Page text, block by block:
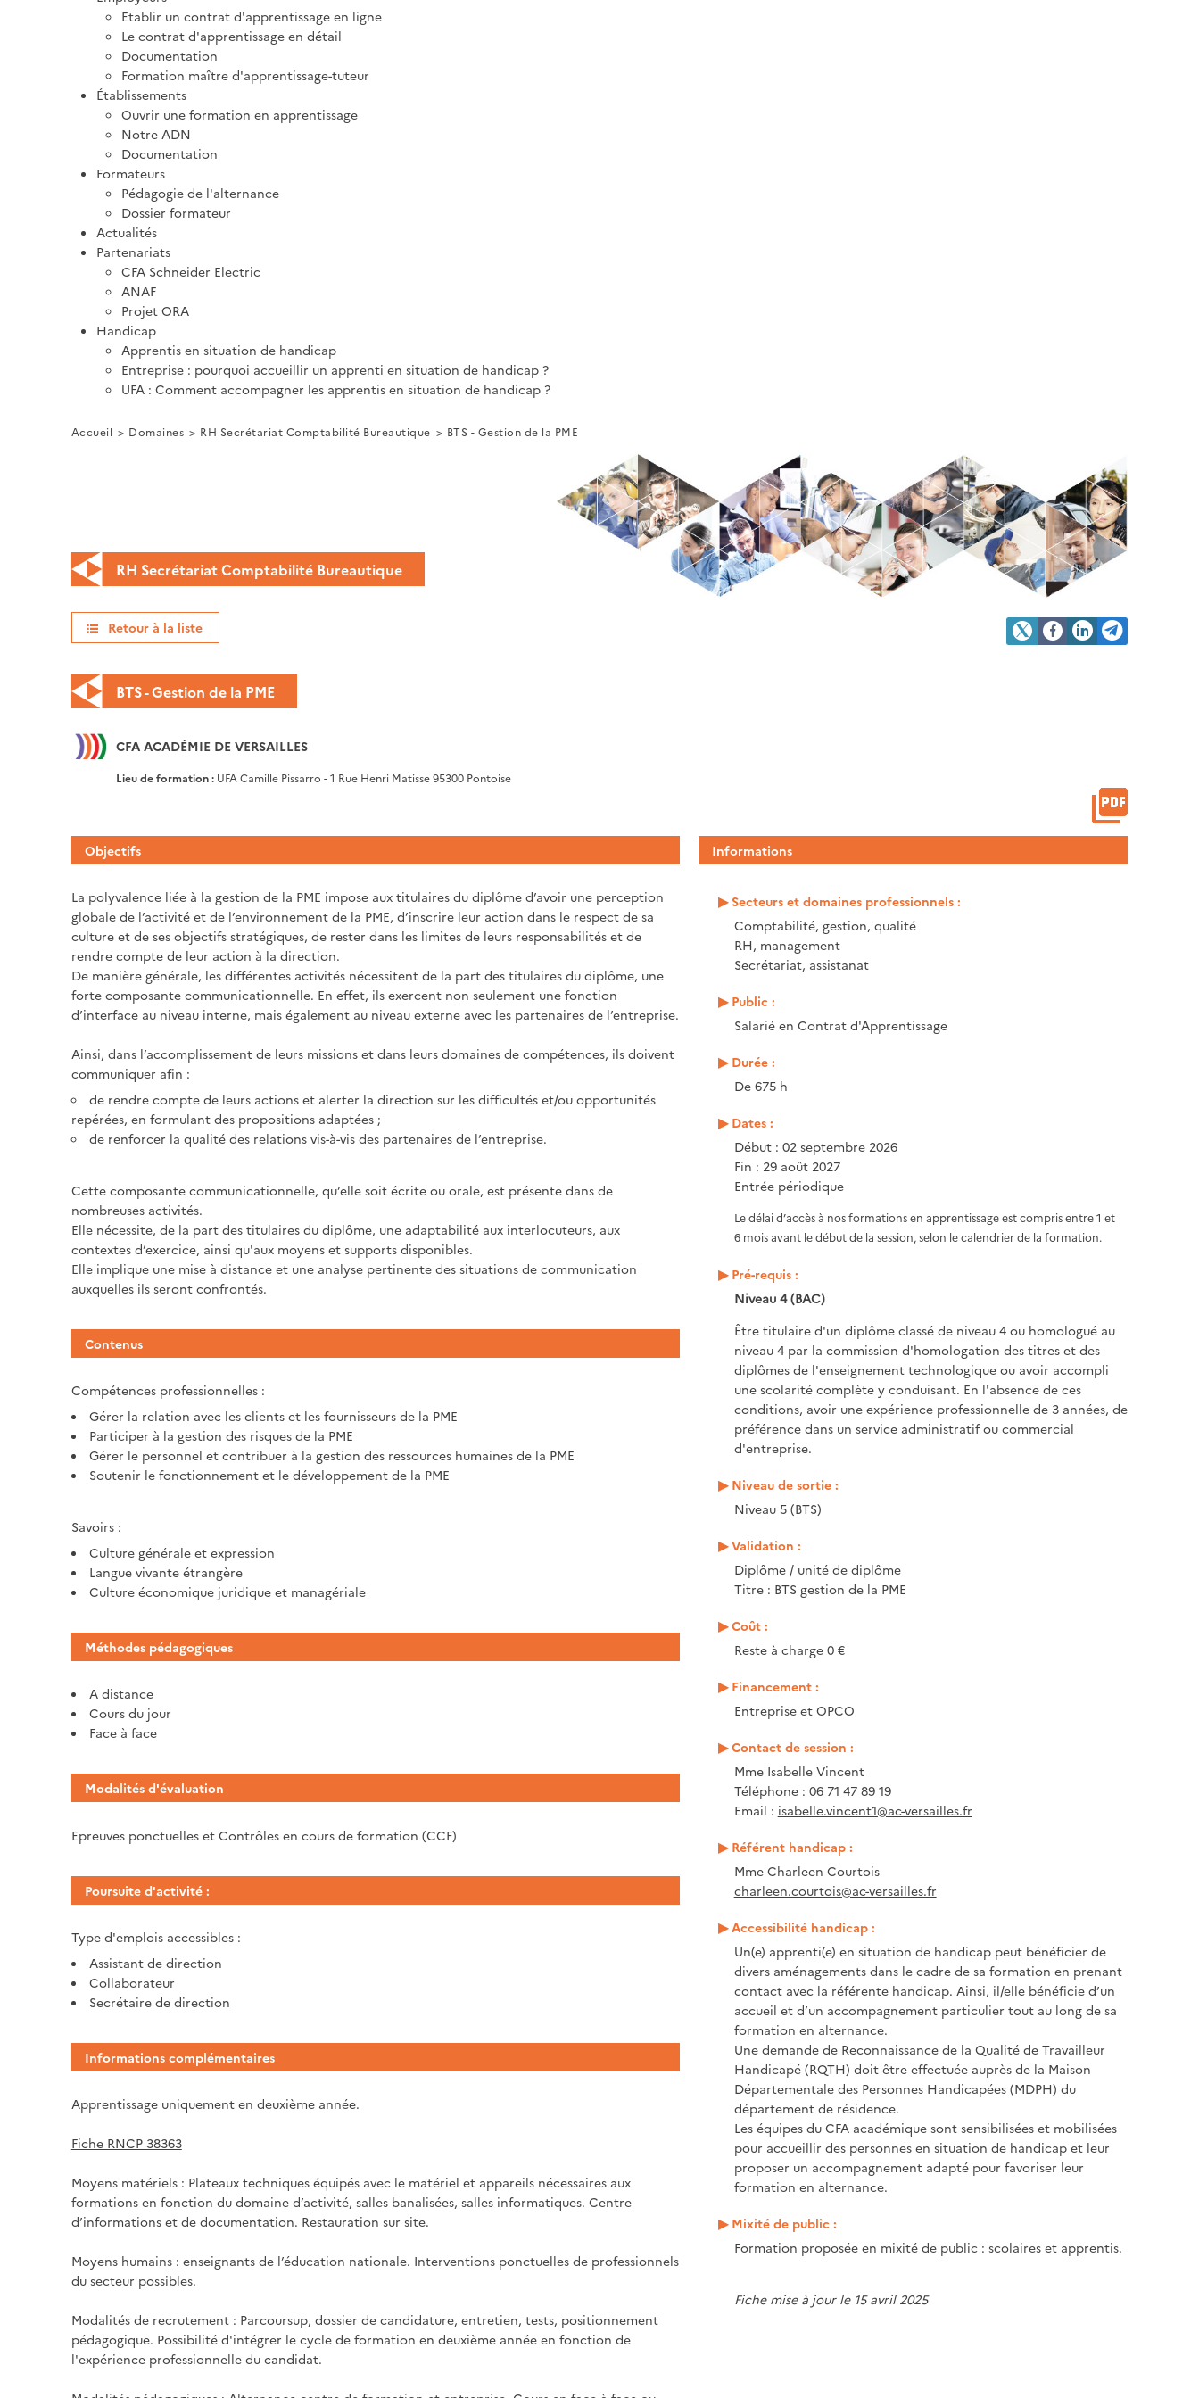
Etablir un contrat d'apprentissage en ligne
Le contrat d'apprentissage en détail
Documentation
Formation maître d'apprentissage-tuteur
Établissements
Ouvrir une formation en apprentissage
Notre ADN
Documentation
Formateurs
Pédagogie de l'alternance
Dossier formateur
Actualités
Partenariats
CFA Schneider Electric
ANAF
Projet ORA
Handicap
Apprentis en situation de handicap
Entreprise : pourquoi accueillir un apprenti en situation de handicap ?
UFA : Comment accompagner les apprentis en situation de handicap ?
Accueil Domaines RH Secrétariat Comptabilité Bureautique BTS - Gestion de la PME
RH Secrétariat Comptabilité Bureautique
Retour à la liste
BTS - Gestion de la PME
CFA ACADÉMIE DE VERSAILLES
Lieu de formation : UFA Camille Pissarro - 1 Rue Henri Matisse 95300 Pontoise
Objectifs
La polyvalence liée à la gestion de la PME impose aux titulaires du diplôme d’avoir une perception
globale de l’activité et de l’environnement de la PME, d’inscrire leur action dans le respect de sa
culture et de ses objectifs stratégiques, de rester dans les limites de leurs responsabilités et de
rendre compte de leur action à la direction.
De manière générale, les différentes activités nécessitent de la part des titulaires du diplôme, une
forte composante communicationnelle. En effet, ils exercent non seulement une fonction
d’interface au niveau interne, mais également au niveau externe avec les partenaires de l’entreprise.
Ainsi, dans l’accomplissement de leurs missions et dans leurs domaines de compétences, ils doivent
communiquer afin :
de rendre compte de leurs actions et alerter la direction sur les difficultés et/ou opportunités
repérées, en formulant des propositions adaptées ;
de renforcer la qualité des relations vis-à-vis des partenaires de l’entreprise.
Cette composante communicationnelle, qu’elle soit écrite ou orale, est présente dans de
nombreuses activités.
Elle nécessite, de la part des titulaires du diplôme, une adaptabilité aux interlocuteurs, aux
contextes d’exercice, ainsi qu'aux moyens et supports disponibles.
Elle implique une mise à distance et une analyse pertinente des situations de communication
auxquelles ils seront confrontés.
Contenus
Compétences professionnelles :
Gérer la relation avec les clients et les fournisseurs de la PME
Participer à la gestion des risques de la PME
Gérer le personnel et contribuer à la gestion des ressources humaines de la PME
Soutenir le fonctionnement et le développement de la PME
Savoirs :
Culture générale et expression
Langue vivante étrangère
Culture économique juridique et managériale
Méthodes pédagogiques
A distance
Cours du jour
Face à face
Modalités d'évaluation
Epreuves ponctuelles et Contrôles en cours de formation (CCF)
Poursuite d'activité :
Type d'emplois accessibles :
Assistant de direction
Collaborateur
Secrétaire de direction
Informations complémentaires
Apprentissage uniquement en deuxième année.
Fiche RNCP 38363
Moyens matériels : Plateaux techniques équipés avec le matériel et appareils nécessaires aux
formations en fonction du domaine d’activité, salles banalisées, salles informatiques. Centre
d’informations et de documentation. Restauration sur site.
Moyens humains : enseignants de l’éducation nationale. Interventions ponctuelles de professionnels
du secteur possibles.
Modalités de recrutement : Parcoursup, dossier de candidature, entretien, tests, positionnement
pédagogique. Possibilité d'intégrer le cycle de formation en deuxième année en fonction de
l'expérience professionnelle du candidat.
Informations
Secteurs et domaines professionnels :
Comptabilité, gestion, qualité
RH, management
Secrétariat, assistanat
Public :
Salarié en Contrat d'Apprentissage
Durée :
De 675 h
Dates :
Début : 02 septembre 2026
Fin : 29 août 2027
Entrée périodique
Le délai d’accès à nos formations en apprentissage est compris entre 1 et
6 mois avant le début de la session, selon le calendrier de la formation.
Pré-requis :
Niveau 4 (BAC)
Être titulaire d'un diplôme classé de niveau 4 ou homologué au
niveau 4 par la commission d'homologation des titres et des
diplômes de l'enseignement technologique ou avoir accompli
une scolarité complète y conduisant. En l'absence de ces
conditions, avoir une expérience professionnelle de 3 années, de
préférence dans un service administratif ou commercial
d'entreprise.
Niveau de sortie :
Niveau 5 (BTS)
Validation :
Diplôme / unité de diplôme
Titre : BTS gestion de la PME
Coût :
Reste à charge 0 €
Financement :
Entreprise et OPCO
Contact de session :
Mme Isabelle Vincent
Téléphone : 06 71 47 89 19
Email : isabelle.vincent1@ac-versailles.fr
Référent handicap :
Mme Charleen Courtois
charleen.courtois@ac-versailles.fr
Accessibilité handicap :
Un(e) apprenti(e) en situation de handicap peut bénéficier de
divers aménagements dans le cadre de sa formation en prenant
contact avec la référente handicap. Ainsi, il/elle bénéficie d’un
accueil et d’un accompagnement particulier tout au long de sa
formation en alternance.
Une demande de Reconnaissance de la Qualité de Travailleur
Handicapé (RQTH) doit être effectuée auprès de la Maison
Départementale des Personnes Handicapées (MDPH) du
département de résidence.
Les équipes du CFA académique sont sensibilisées et mobilisées
pour accueillir des personnes en situation de handicap et leur
proposer un accompagnement adapté pour favoriser leur
formation en alternance.
Mixité de public :
Formation proposée en mixité de public : scolaires et apprentis.
Fiche mise à jour le 15 avril 2025